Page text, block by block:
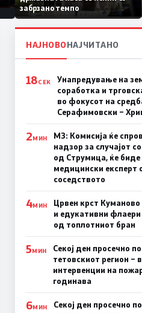
забрзано темпо
НАЈНОВОНАЈЧИТАНО
18СЕК
Унапредување на
соработка и
во фокусот на
Серафимовски –
2МИН
МЗ: Комисија ќе
надзор за случајот
од Струмица, ќе биде
медицински експерт
соседството
4МИН
Црвен крст
и едукативни
од топлотниот бран
5МИН
Секој ден просечно
тетовскиот регион –
интервенции на
годинава
6МИН
Секој ден просечно